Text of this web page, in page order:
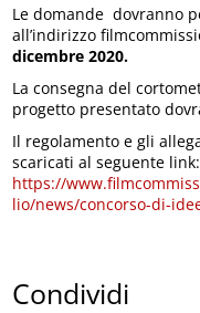
Le domande dovranno
all’indirizzo
dicembre 2020.
La consegna del
progetto presentato
Il regolamento e gli
scaricati al seguente link:
https://
lio/news/concorso-di-
Condividi